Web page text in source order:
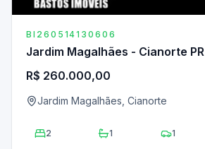
BI260514130606
Jardim Magalhães - Cianorte PR
R$ 260.000,00
Jardim Magalhães, Cianorte
2 1 1